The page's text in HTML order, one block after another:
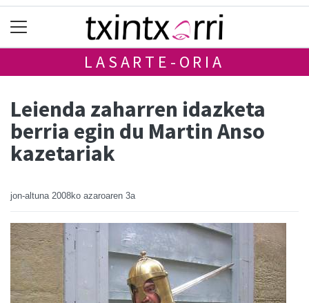
LASARTE-ORIA
Leienda zaharren idazketa
berria egin du Martin Anso
kazetariak
jon-altuna 2008ko azaroaren 3a